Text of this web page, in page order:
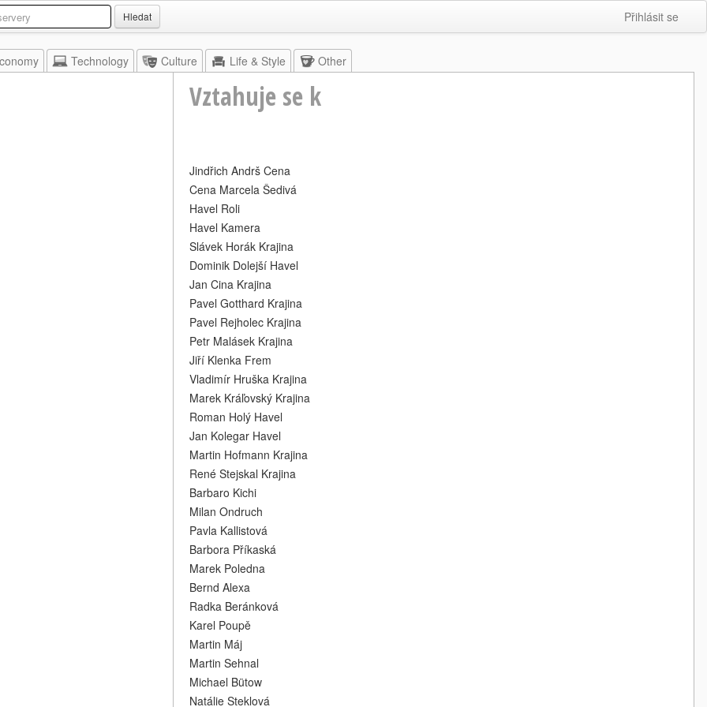
Hledat Přihlásit se
Technology Culture Life & Style Other
Vztahuje se k
Jindřich Andrš Cena
Cena Marcela Šedivá
Havel Roli
Havel Kamera
Slávek Horák Krajina
Dominik Dolejší Havel
Jan Cina Krajina
Pavel Gotthard Krajina
Pavel Rejholec Krajina
Petr Malásek Krajina
Jiří Klenka Frem
Vladimír Hruška Krajina
Marek Kráľovský Krajina
Roman Holý Havel
Jan Kolegar Havel
Martin Hofmann Krajina
René Stejskal Krajina
Barbaro Kichi
Milan Ondruch
Pavla Kallistová
Barbora Příkaská
Marek Poledna
Bernd Alexa
Radka Beránková
Karel Poupě
Martin Máj
Martin Sehnal
Michael Bütow
Natálie Steklová